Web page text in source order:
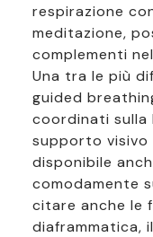
respirazione
meditazione,
complementi
Una tra le più
guided
coordinati sulla
supporto visivo
disponibile
comodamente
citare anche le
diaframmatica,